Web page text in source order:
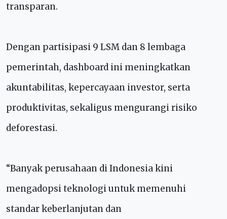
transparan.
Dengan partisipasi 9 LSM dan 8 lembaga
pemerintah, dashboard ini meningkatkan
akuntabilitas, kepercayaan investor, serta
produktivitas, sekaligus mengurangi risiko
deforestasi.
“Banyak perusahaan di Indonesia kini
mengadopsi teknologi untuk memenuhi
standar keberlanjutan dan